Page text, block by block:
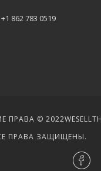
+1 862 783 0519
ПРАВА © 2022
ПРАВА ЗАЩИЩЕНЫ.